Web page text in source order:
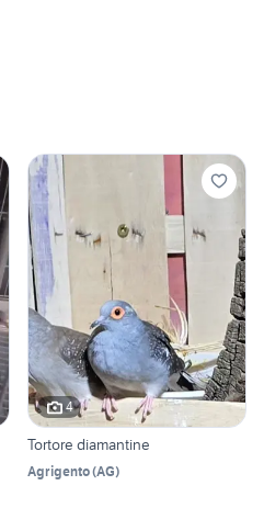
4
Tortore diamantine
Agrigento(AG)